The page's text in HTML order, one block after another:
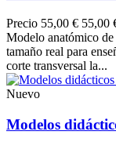
Precio 55,00 € 55,00
Modelo anatómico
tamaño real para
corte transversal la...
Nuevo
Modelos